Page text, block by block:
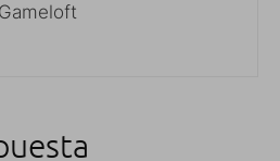
Gameloft